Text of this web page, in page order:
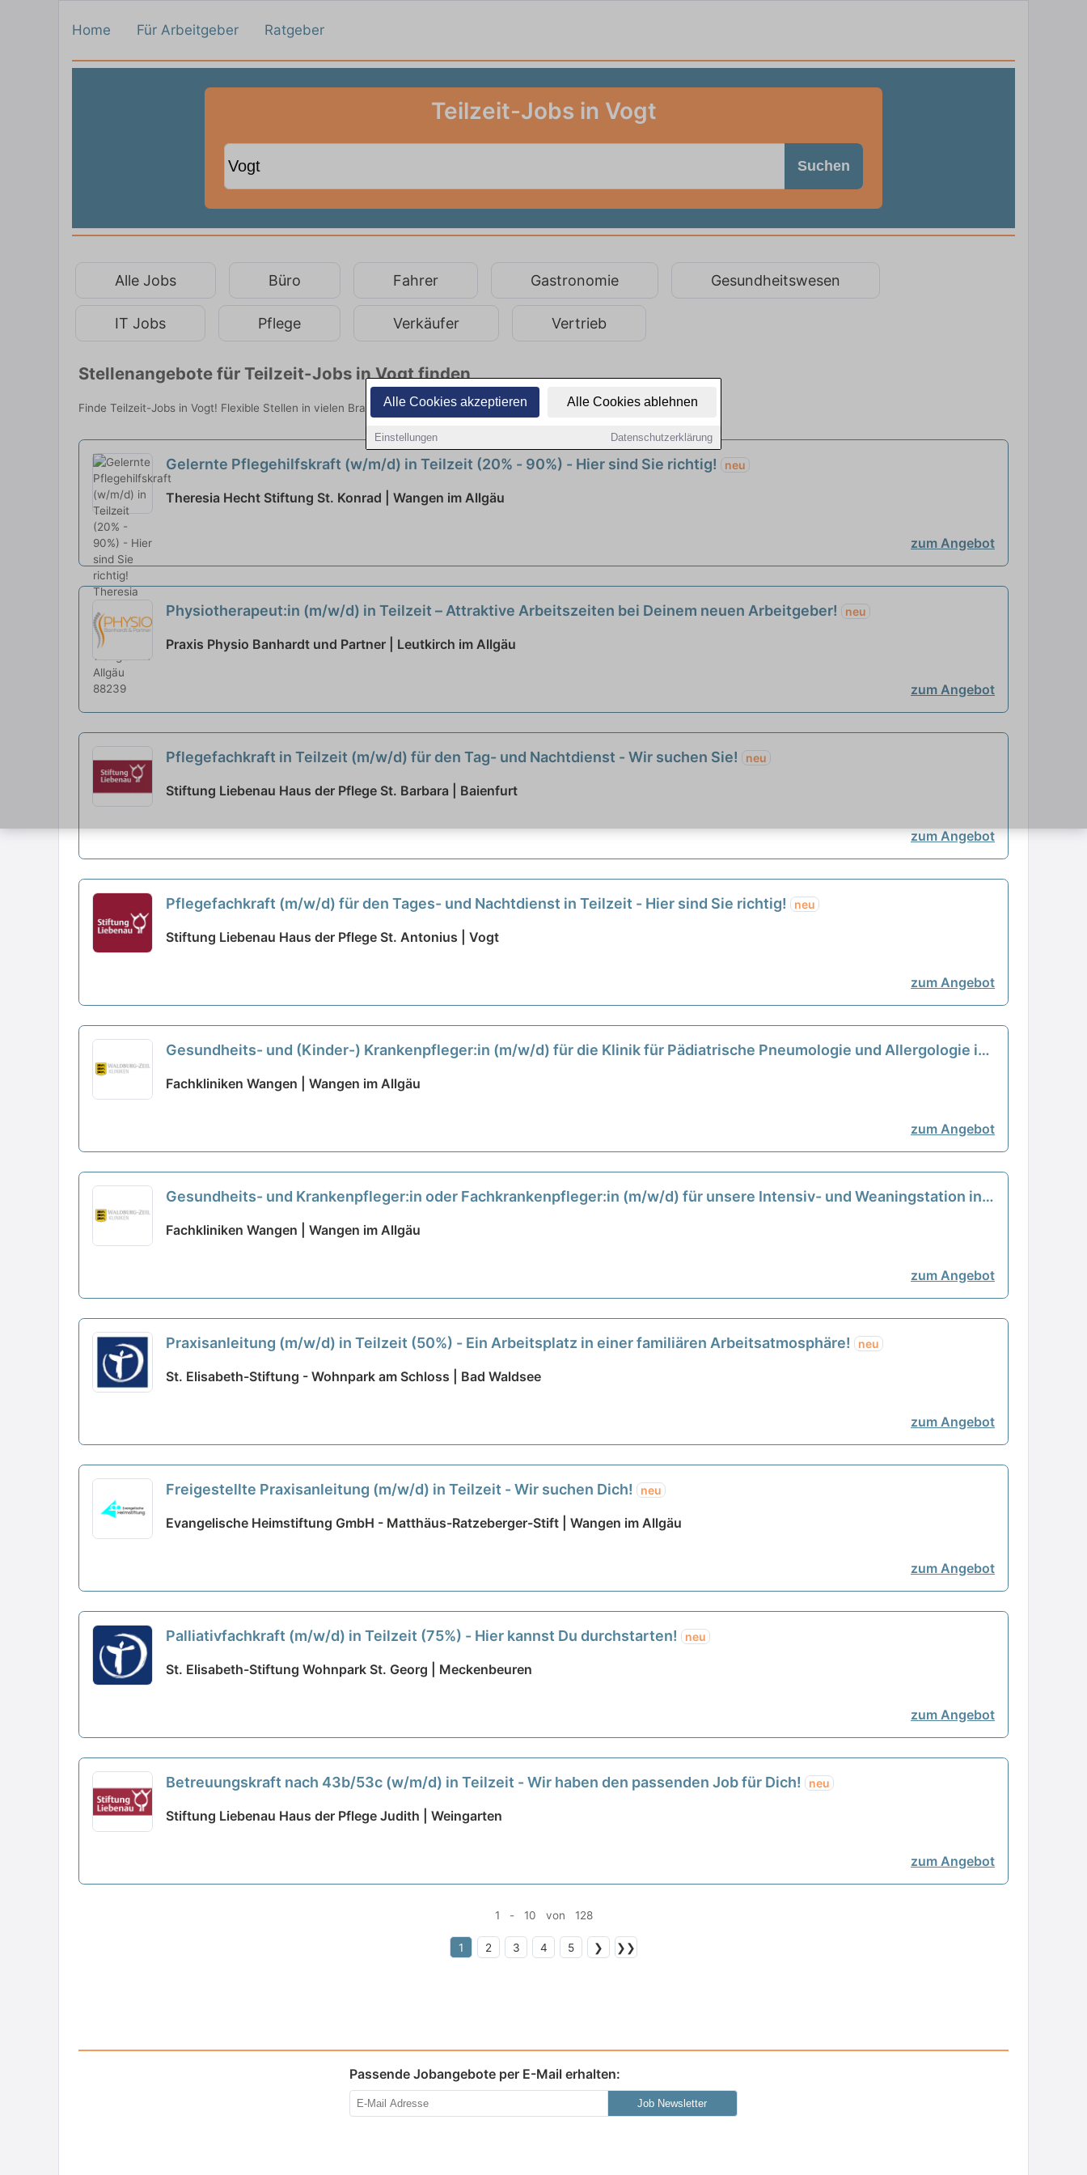
Alle Cookies akzeptieren Alle Cookies ablehnen
Einstellungen Datenschutzerklärung
Home Für Arbeitgeber Ratgeber
Teilzeit-Jobs in Vogt
Suchen
Alle Jobs Büro Fahrer Gastronomie Gesundheitswesen
IT Jobs Pflege Verkäufer Vertrieb
Stellenangebote für Teilzeit-Jobs in Vogt finden
Finde Teilzeit-Jobs in Vogt! Flexible Stellen in vielen Branchen. Jetzt bewerben!
Gelernte Pflegehilfskraft (w/m/d) in Teilzeit (20% - 90%) - Hier sind Sie richtig! neu
Theresia Hecht Stiftung St. Konrad | Wangen im Allgäu
zum Angebot
Physiotherapeut:in (m/w/d) in Teilzeit – Attraktive Arbeitszeiten bei Deinem neuen Arbeitgeber! neu
Praxis Physio Banhardt und Partner | Leutkirch im Allgäu
zum Angebot
Pflegefachkraft in Teilzeit (m/w/d) für den Tag- und Nachtdienst - Wir suchen Sie! neu
Stiftung Liebenau Haus der Pflege St. Barbara | Baienfurt
zum Angebot
Pflegefachkraft (m/w/d) für den Tages- und Nachtdienst in Teilzeit - Hier sind Sie richtig! neu
Stiftung Liebenau Haus der Pflege St. Antonius | Vogt
zum Angebot
Gesundheits- und (Kinder-) Krankenpfleger:in (m/w/d) für die Klinik für Pädiatrische Pneumologie und Allergologie in
Voll- oder Teilzeit - Vielfältige Aufgaben warten auf Sie!
Fachkliniken Wangen | Wangen im Allgäu
zum Angebot
Gesundheits- und Krankenpfleger:in oder Fachkrankenpfleger:in (m/w/d) für unsere Intensiv- und Weaningstation in
Voll- und Teilzeit - Vielfältige Aufgaben warten auf Sie!
Fachkliniken Wangen | Wangen im Allgäu
zum Angebot
Praxisanleitung (m/w/d) in Teilzeit (50%) - Ein Arbeitsplatz in einer familiären Arbeitsatmosphäre! neu
St. Elisabeth-Stiftung - Wohnpark am Schloss | Bad Waldsee
zum Angebot
Freigestellte Praxisanleitung (m/w/d) in Teilzeit - Wir suchen Dich! neu
Evangelische Heimstiftung GmbH - Matthäus-Ratzeberger-Stift | Wangen im Allgäu
zum Angebot
Palliativfachkraft (m/w/d) in Teilzeit (75%) - Hier kannst Du durchstarten! neu
St. Elisabeth-Stiftung Wohnpark St. Georg | Meckenbeuren
zum Angebot
Betreuungskraft nach 43b/53c (w/m/d) in Teilzeit - Wir haben den passenden Job für Dich! neu
Stiftung Liebenau Haus der Pflege Judith | Weingarten
zum Angebot
1 - 10 von 128
1 2 3 4 5 ❯ ❯❯
Passende Jobangebote per E-Mail erhalten:
Job Newsletter